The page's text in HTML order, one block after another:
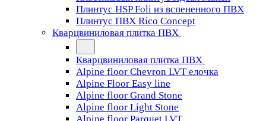
Плинтус HSP Foli из вспененного ПВХ
Плинтус ПВХ Rico Concept
Кварцвиниловая плитка ПВХ
Кварцвиниловая плитка ПВХ
Alpine floor Chevron LVT елочка
Alpine Floor Easy line
Alpine floor Grand Stone
Alpine floor Light Stone